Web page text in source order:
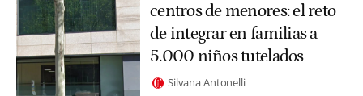
centros de menores: el reto
de integrar en familias a
5.000 niños tutelados
Silvana Antonelli